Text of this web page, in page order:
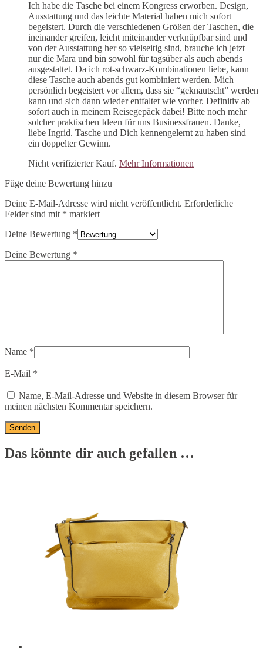
Ich habe die Tasche bei einem Kongress erworben. Design,
Ausstattung und das leichte Material haben mich sofort
begeistert. Durch die verschiedenen Größen der Taschen, die
ineinander greifen, leicht miteinander verknüpfbar sind und
von der Ausstattung her so vielseitig sind, brauche ich jetzt
nur die Mara und bin sowohl für tagsüber als auch abends
ausgestattet. Da ich rot-schwarz-Kombinationen liebe, kann
diese Tasche auch abends gut kombiniert werden. Mich
persönlich begeistert vor allem, dass sie “geknautscht” werden
kann und sich dann wieder entfaltet wie vorher. Definitiv ab
sofort auch in meinem Reisegepäck dabei! Bitte noch mehr
solcher praktischen Ideen für uns Businessfrauen. Danke,
liebe Ingrid. Tasche und Dich kennengelernt zu haben sind
ein doppelter Gewinn.
Nicht verifizierter Kauf. Mehr Informationen
Füge deine Bewertung hinzu
Deine E-Mail-Adresse wird nicht veröffentlicht. Erforderliche
Felder sind mit * markiert
Deine Bewertung *
Deine Bewertung *
Name *
E-Mail *
Name, E-Mail-Adresse und Website in diesem Browser für
meinen nächsten Kommentar speichern.
Das könnte dir auch gefallen …